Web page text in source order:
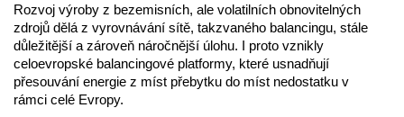
Rozvoj výroby z bezemisních, ale volatilních obnovitelných
zdrojů dělá z vyrovnávání sítě, takzvaného balancingu, stále
důležitější a zároveň náročnější úlohu. I proto vznikly
celoevropské balancingové platformy, které usnadňují
přesouvání energie z míst přebytku do míst nedostatku v
rámci celé Evropy.